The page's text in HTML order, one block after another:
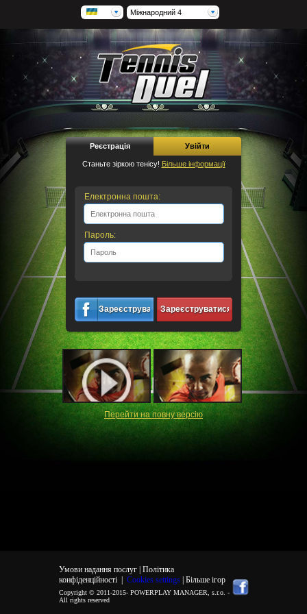
Міжнародний 4
Реєстрація Увійти
Станьте зіркою тенісу! Більше інформації
Електронна пошта:
Пароль:
ЗареєструватисяЗареєструватися
Перейти на повну версiю
Умови надання послуг | Політика
конфіденційності| Cookies settings | Більше ігор
Copyright © 2011-2015- POWERPLAY MANAGER, s.r.o. -
All rights reserved